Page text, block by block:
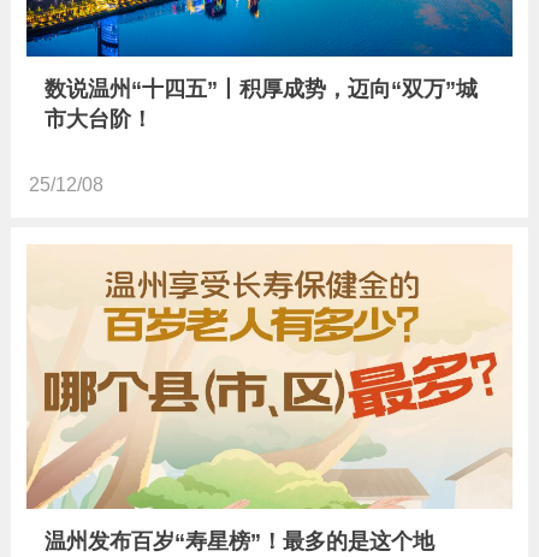
数说温州“十四五”丨积厚成势，迈向“双万”城
市大台阶！
25/12/08
温州发布百岁“寿星榜”！最多的是这个地